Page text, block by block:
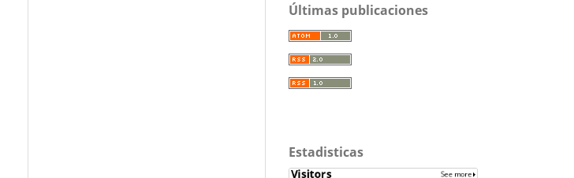
Últimas publicaciones
Estadisticas